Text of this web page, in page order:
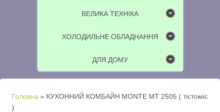
ВЕЛИКА ТЕХНІКА
ХОЛОДИЛЬНЕ ОБЛАДНАННЯ
ДЛЯ ДОМУ
Ви є тут
Головна » КУХОННИЙ КОМБАЙН MONTE MT 2505 ( тістоміс
)